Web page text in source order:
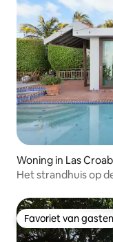
Woning in Las
Het strandhuis op
Favoriet van gasten
Favoriet van gasten